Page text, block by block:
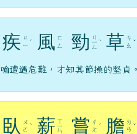
疾 ㄐ
ㄧ ˊ 風 ㄈ
ㄥ
勁 ㄐ
ㄧ
ㄥ
ˋ 草 ㄘ
ㄠ ˇ
喻遭遇危難，才知其節操的堅貞。
臥
ㄨ
ㄛ ˋ 薪 ㄒ
ㄧ
ㄣ 嘗 ㄔ
ㄤ ˊ 膽 ㄉ
ㄢ ˇ